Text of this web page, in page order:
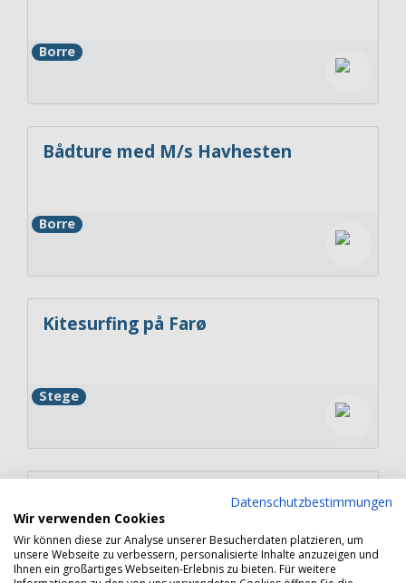
Borre
Bådture med M/s Havhesten
Borre
Kitesurfing på Farø
Stege
Feddet Strand Resort - Det
ultimative familieeventyr
Faxe
Datenschutzbestimmungen
Wir verwenden Cookies
Wir können diese zur Analyse unserer Besucherdaten platzieren, um
unsere Webseite zu verbessern, personalisierte Inhalte anzuzeigen und
Ihnen ein großartiges Webseiten-Erlebnis zu bieten. Für weitere